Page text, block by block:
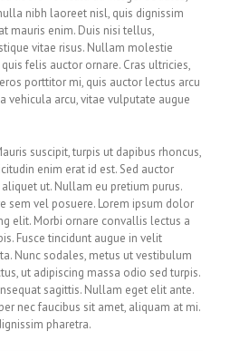
nibh laoreet nisl, quis dignissim
mauris enim. Duis nisi tellus,
vitae risus. Nullam molestie
felis auctor ornare. Cras ultricies,
porttitor mi, quis auctor lectus arcu
vehicula arcu, vitae vulputate augue
suscipit, turpis ut dapibus rhoncus,
enim erat id est. Sed auctor
ut. Nullam eu pretium purus.
sem vel posuere. Lorem ipsum dolor
elit. Morbi ornare convallis lectus a
Fusce tincidunt augue in velit
Nunc sodales, metus ut vestibulum
ut adipiscing massa odio sed turpis.
sagittis. Nullam eget elit ante.
nec faucibus sit amet, aliquam at mi.
pharetra.